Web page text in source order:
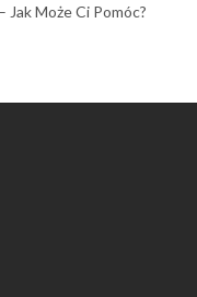
Może Ci Pomóc?